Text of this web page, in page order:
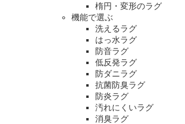
楕円・変形のラグ
機能で選ぶ
洗えるラグ
はっ水ラグ
防音ラグ
低反発ラグ
防ダニラグ
抗菌防臭ラグ
防炎ラグ
汚れにくいラグ
消臭ラグ